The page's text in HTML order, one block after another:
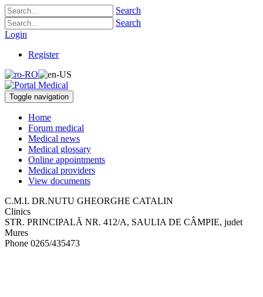
Search
Search
Login
Register
Toggle navigation
Home
Forum medical
Medical news
Medical glossary
Online appointments
Medical providers
View documents
C.M.I. DR.NUTU GHEORGHE CATALIN
Clinics
STR. PRINCIPALĂ NR. 412/A, SAULIA DE CÂMPIE, judet
Mures
Phone 0265/435473